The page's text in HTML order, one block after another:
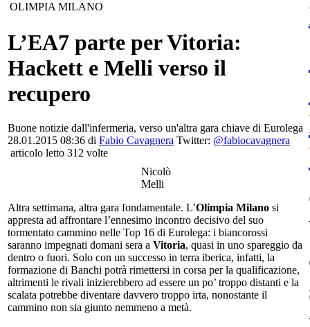
OLIMPIA MILANO
L’EA7 parte per Vitoria:
Hackett e Melli verso il
recupero
Buone notizie dall'infermeria, verso un'altra gara chiave di Eurolega
28.01.2015 08:36 di Fabio Cavagnera Twitter: @fabiocavagnera
articolo letto 312 volte
Nicolò
Melli
Altra settimana, altra gara fondamentale. L’Olimpia Milano si
appresta ad affrontare l’ennesimo incontro decisivo del suo
tormentato cammino nelle Top 16 di Eurolega: i biancorossi
saranno impegnati domani sera a Vitoria, quasi in uno spareggio da
dentro o fuori. Solo con un successo in terra iberica, infatti, la
formazione di Banchi potrà rimettersi in corsa per la qualificazione,
altrimenti le rivali inizierebbero ad essere un po’ troppo distanti e la
scalata potrebbe diventare davvero troppo irta, nonostante il
cammino non sia giunto nemmeno a metà.